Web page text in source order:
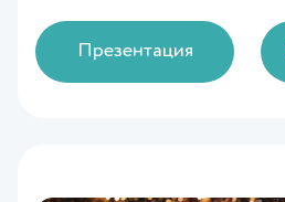
Презентация